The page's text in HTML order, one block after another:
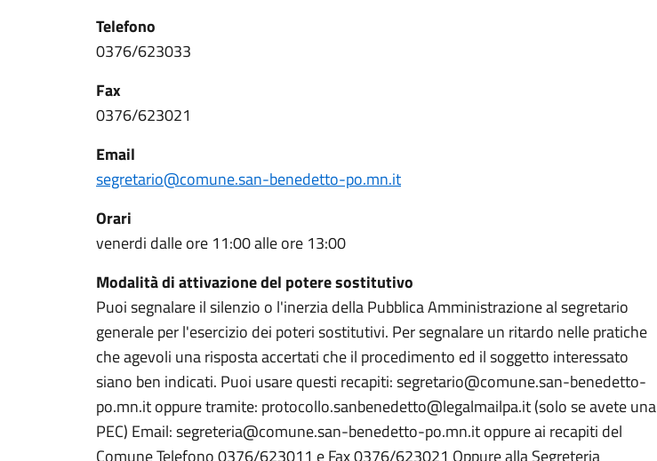
Telefono
0376/623033
Fax
0376/623021
Email
segretario@comune.san-benedetto-po.mn.it
Orari
venerdi dalle ore 11:00 alle ore 13:00
Modalità di attivazione del potere sostitutivo
Puoi segnalare il silenzio o l'inerzia della Pubblica Amministrazione al segretario
generale per l'esercizio dei poteri sostitutivi. Per segnalare un ritardo nelle pratiche
che agevoli una risposta accertati che il procedimento ed il soggetto interessato
siano ben indicati. Puoi usare questi recapiti: segretario@comune.san-benedetto-
po.mn.it oppure tramite: protocollo.sanbenedetto@legalmailpa.it (solo se avete una
PEC) Email: segreteria@comune.san-benedetto-po.mn.it oppure ai recapiti del
Comune Telefono 0376/623011 e Fax 0376/623021 Oppure alla Segreteria